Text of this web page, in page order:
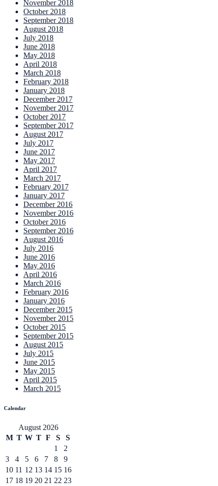
November 2018
October 2018
September 2018
August 2018
July 2018
June 2018
May 2018
April 2018
March 2018
February 2018
January 2018
December 2017
November 2017
October 2017
September 2017
August 2017
July 2017
June 2017
May 2017
April 2017
March 2017
February 2017
January 2017
December 2016
November 2016
October 2016
September 2016
August 2016
July 2016
June 2016
May 2016
April 2016
March 2016
February 2016
January 2016
December 2015
November 2015
October 2015
September 2015
August 2015
July 2015
June 2015
May 2015
April 2015
March 2015
Calendar
August 2026
M T W T F S
S
1
2
3
4 5 6 7 8
9
10 11 12 13 14 15 16
17 18 19 20 21 22 23